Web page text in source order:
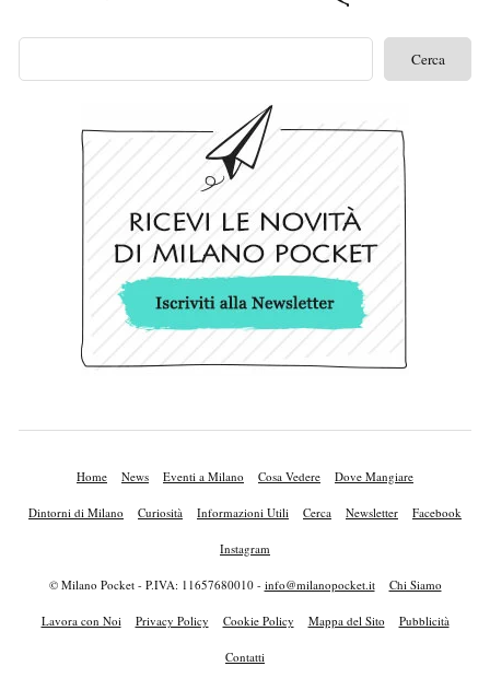
Home News Eventi a Milano Cosa Vedere Dove Mangiare
Dintorni di Milano Curiosità Informazioni Utili Cerca Newsletter Facebook
Instagram
© Milano Pocket - P.IVA: 11657680010 - info@milanopocket.it Chi Siamo
Lavora con Noi Privacy Policy Cookie Policy Mappa del Sito Pubblicità
Contatti